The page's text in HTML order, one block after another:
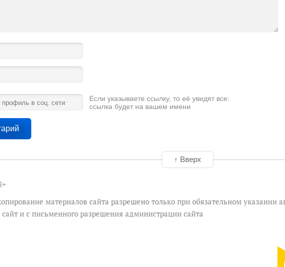
Если указываете ссылку, то её увидят все:
ссылка будет на вашем имени
материалов сайта разрешено только при обязательном указании
и с письменного разрешения администрации сайта
↑ Вверх